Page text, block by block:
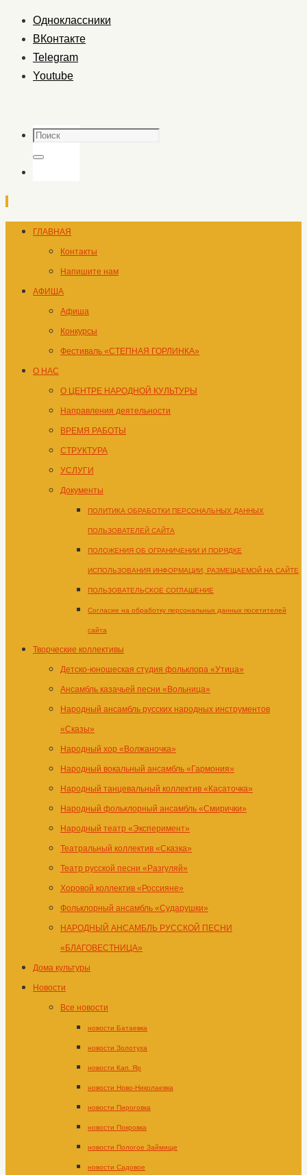
Одноклассники
ВКонтакте
Telegram
Youtube
Поиск
Поиск
Перейти
содержимому
ГЛАВНАЯ
Контакты
Напишите нам
АФИША
Афиша
Конкурсы
Фестиваль «СТЕПНАЯ ГОРЛИНКА»
О НАС
О ЦЕНТРЕ НАРОДНОЙ КУЛЬТУРЫ
Направления деятельности
ВРЕМЯ РАБОТЫ
СТРУКТУРА
УСЛУГИ
Документы
ПОЛИТИКА ОБРАБОТКИ ПЕРСОНАЛЬНЫХ ДАННЫХ
ПОЛЬЗОВАТЕЛЕЙ САЙТА
ПОЛОЖЕНИЯ ОБ ОГРАНИЧЕНИИ И ПОРЯДКЕ
ИСПОЛЬЗОВАНИЯ ИНФОРМАЦИИ, РАЗМЕЩАЕМОЙ НА САЙТЕ
ПОЛЬЗОВАТЕЛЬСКОЕ СОГЛАШЕНИЕ
Согласие на обработку персональных данных посетителей
сайта
Творческие коллективы
Детско-юношеская студия фольклора «Утица»
Ансамбль казачьей песни «Вольница»
Народный ансамбль русских народных инструментов
«Сказы»
Народный хор «Волжаночка»
Народный вокальный ансамбль «Гармония»
Народный танцевальный коллектив «Касаточка»
Народный фольклорный ансамбль «Смирички»
Народный театр «Эксперимент»
Театральный коллектив «Сказка»
Театр русской песни «Разгуляй»
Хоровой коллектив «Россияне»
Фольклорный ансамбль «Сударушки»
НАРОДНЫЙ АНСАМБЛЬ РУССКОЙ ПЕСНИ
«БЛАГОВЕСТНИЦА»
Дома культуры
Новости
Все новости
новости Батаевка
новости Золотуха
новости Кап. Яр
новости Ново-Николаевка
новости Пироговка
новости Покровка
новости Пологое Займище
новости Садовое